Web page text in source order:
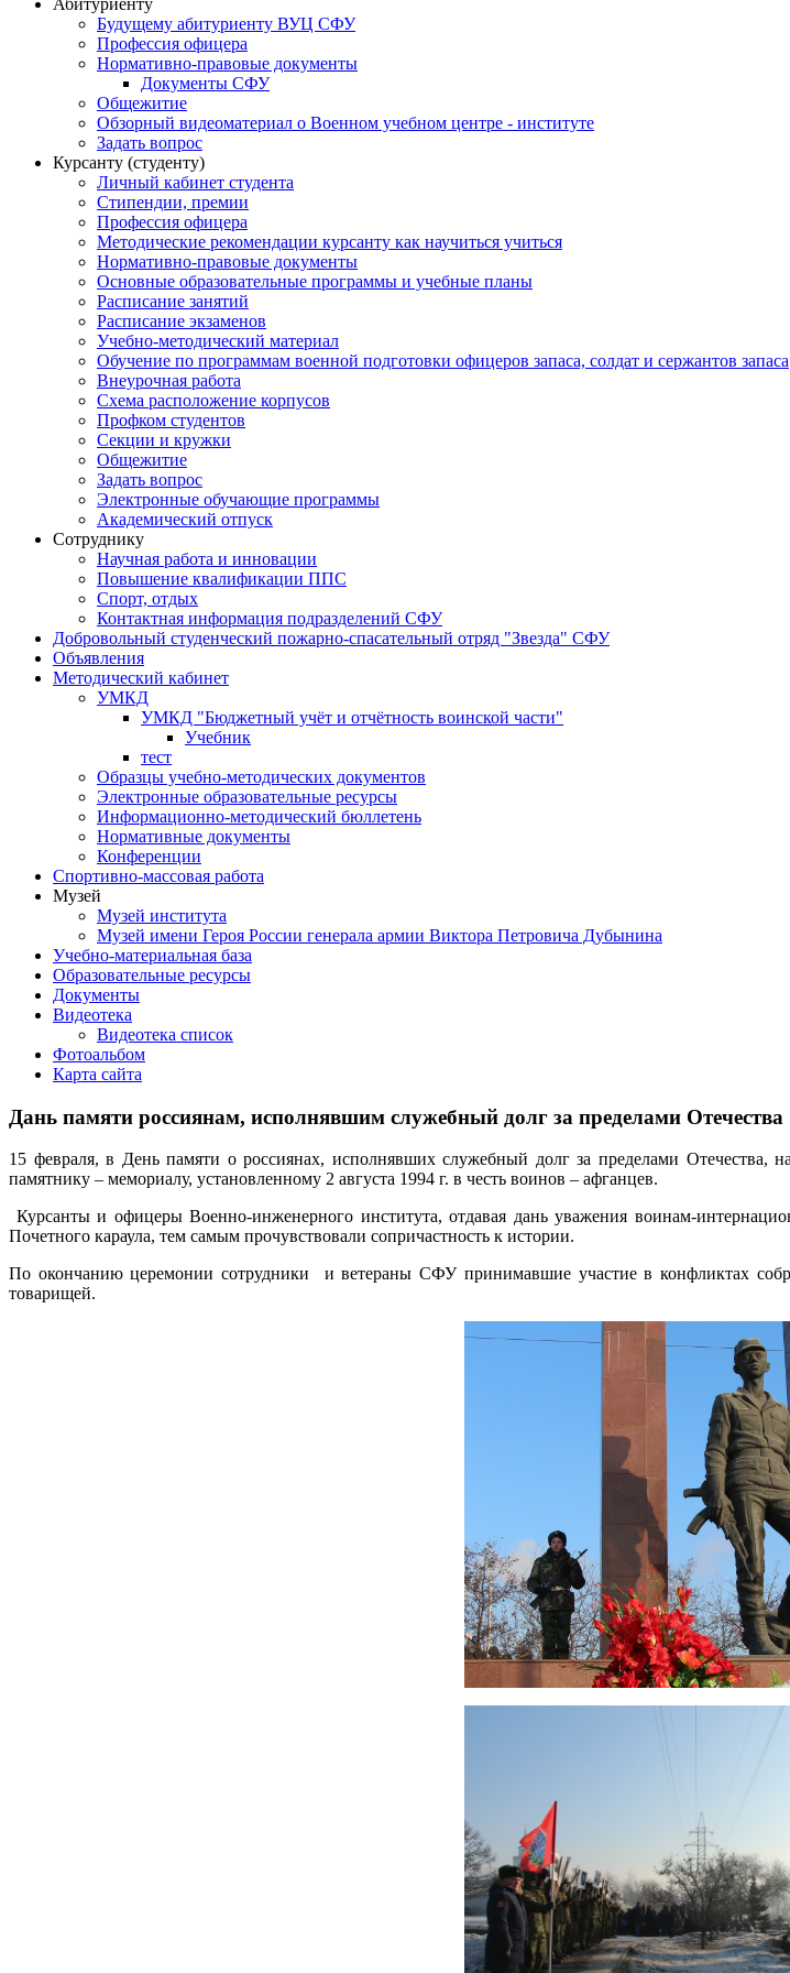
Абитуриенту
Будущему абитуриенту ВУЦ СФУ
Профессия офицера
Нормативно-правовые документы
Документы СФУ
Общежитие
Обзорный видеоматериал о Военном учебном центре - институте
Задать вопрос
Курсанту (студенту)
Личный кабинет студента
Стипендии, премии
Профессия офицера
Методические рекомендации курсанту как научиться учиться
Нормативно-правовые документы
Основные образовательные программы и учебные планы
Расписание занятий
Расписание экзаменов
Учебно-методический материал
Обучение по программам военной подготовки офицеров запаса, солдат и сержантов запаса
Внеурочная работа
Схема расположение корпусов
Профком студентов
Секции и кружки
Общежитие
Задать вопрос
Электронные обучающие программы
Академический отпуск
Сотруднику
Научная работа и инновации
Повышение квалификации ППС
Спорт, отдых
Контактная информация подразделений СФУ
Добровольный студенческий пожарно-спасательный отряд "Звезда" СФУ
Объявления
Методический кабинет
УМКД
УМКД "Бюджетный учёт и отчётность воинской части"
Учебник
тест
Образцы учебно-методических документов
Электронные образовательные ресурсы
Информационно-методический бюллетень
Нормативные документы
Конференции
Спортивно-массовая работа
Музей
Музей института
Музей имени Героя России генерала армии Виктора Петровича Дубынина
Учебно-материальная база
Образовательные ресурсы
Документы
Видеотека
Видеотека список
Фотоальбом
Карта сайта
Дань памяти россиянам, исполнявшим служебный долг за пределами Отечества
15 февраля, в День памяти о россиянах, исполнявших служебный долг за пределами Отечества,
памятнику – мемориалу, установленному 2 августа 1994 г. в честь воинов – афганцев.
Курсанты и офицеры Военно-инженерного института, отдавая дань уважения воинам-
Почетного караула, тем самым прочувствовали сопричастность к истории.
По окончанию церемонии сотрудники и ветераны СФУ принимавшие участие в конфликтах
товарищей.